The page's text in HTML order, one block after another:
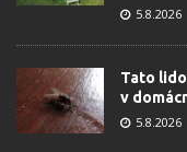
5.8.2026
Tato
v
5.8.2026